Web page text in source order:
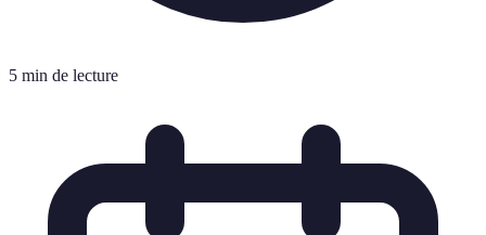
5 min de lecture